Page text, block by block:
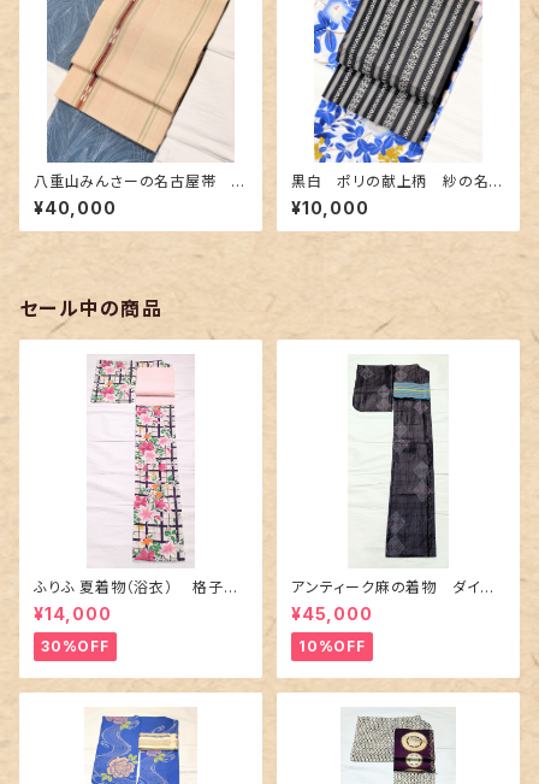
八重山みんさーの名古屋帯 ベ
ージュ色 極めて近年タイプ
¥40,000
黒白 ポリの献上柄 紗の名古
屋帯
¥10,000
セール中の商品
ふりふ 夏着物（浴衣） 格子に
百合や秋草花
¥14,000
30%OFF
アンティーク麻の着物 ダイヤ
に市松柄の上布
¥45,000
10%OFF